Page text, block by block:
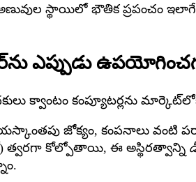
స్థాయిలో భౌతిక ప్రపంచం ఇలాగే
ఎప్పుడు
క్వాంటం కంప్యూటర్లను
జోక్యం, కంపనాలు
త్వరగా కోల్పోతాయి, ఈ అస్థిరత్వాన్ని